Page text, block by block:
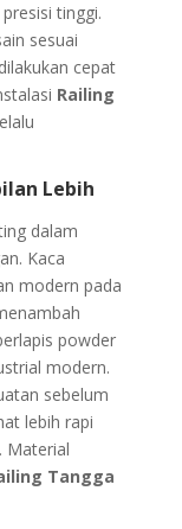
tinggi.
sesuai
cepat
Railing
Lebih
dalam
Kaca
modern pada
powder
modern.
sebelum
lebih rapi
Material
Tangga